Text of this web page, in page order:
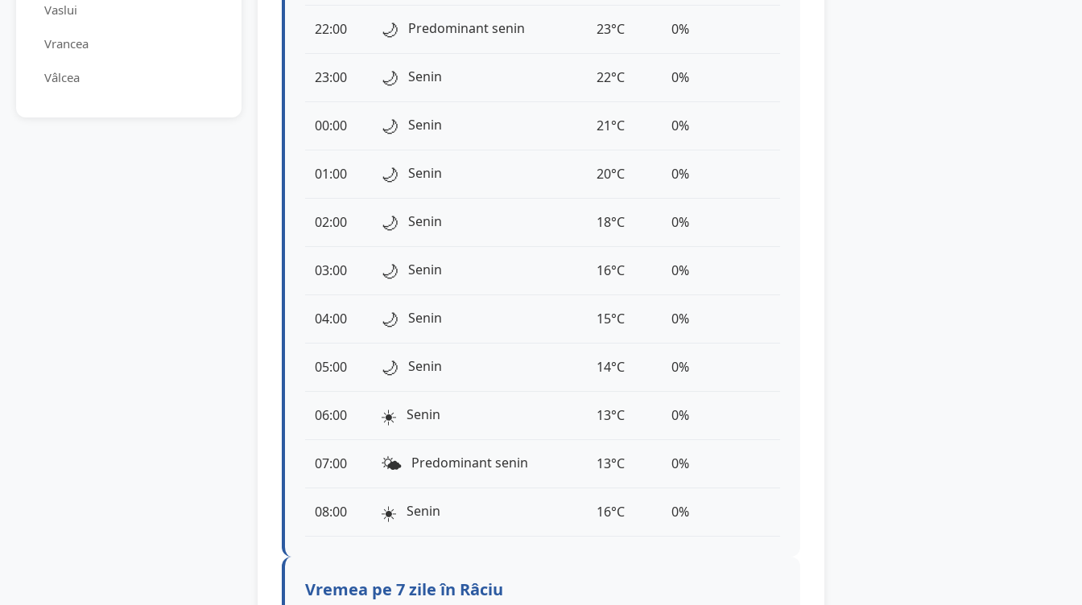
Vaslui
Vrancea
Vâlcea
22:00 🌙 Predominant senin 23°C 0%
23:00 🌙 Senin 22°C 0%
00:00 🌙 Senin 21°C 0%
01:00 🌙 Senin 20°C 0%
02:00 🌙 Senin 18°C 0%
03:00 🌙 Senin 16°C 0%
04:00 🌙 Senin 15°C 0%
05:00 🌙 Senin 14°C 0%
06:00 ☀️ Senin 13°C 0%
07:00 🌤️ Predominant senin 13°C 0%
08:00 ☀️ Senin 16°C 0%
Vremea pe 7 zile în Râciu